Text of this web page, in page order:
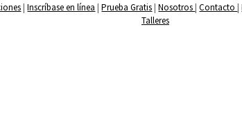
|Inscríbase en línea |Prueba Gratis |Nosotros |Contacto |
Talleres